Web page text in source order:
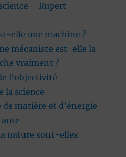
– Rupert
elle une machine ?
mécaniste est-elle la
vraiment ?
l’objectivité
la science
matière et d’énergie
nature sont-elles